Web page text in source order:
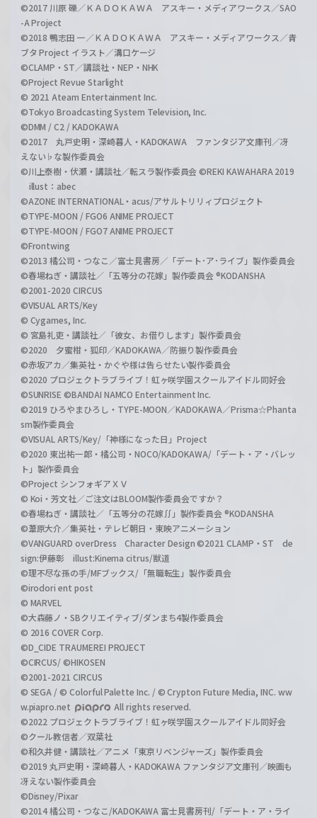
©2017 川原 礫／ＫＡＤＯＫＡＷＡ アスキー・メディアワークス／SAO
-A Project
©2018 鴨志田 一／ＫＡＤＯＫＡＷＡ アスキー・メディアワークス／青
ブタ Project イラスト／溝口ケージ
©CLAMP・ST／講談社・NEP・NHK
©Project Revue Starlight
© 2021 Ateam Entertainment Inc.
©Tokyo Broadcasting System Television, Inc.
©DMM / C2 / KADOKAWA
©2017 丸戸史明・深崎暮人・KADOKAWA ファンタジア文庫刊／冴
えない♭な製作委員会
©川上泰樹・伏瀬・講談社／転スラ製作委員会 ©REKI KAWAHARA 2019
illust：abec
©AZONE INTERNATIONAL・acus/アサルトリリィプロジェクト
©TYPE-MOON / FGO6 ANIME PROJECT
©TYPE-MOON / FGO7 ANIME PROJECT
©Frontwing
©2013 橘公司・つなこ／富士見書房／「デート･ア･ライブ」製作委員会
©春場ねぎ・講談社／「五等分の花嫁」製作委員会 ®KODANSHA
©2001-2020 CIRCUS
©VISUAL ARTS/Key
© Cygames, Inc.
© 宮島礼吏・講談社／「彼女、お借りします」製作委員会
©2020 夕蜜柑・狐印／KADOKAWA／防振り製作委員会
©赤坂アカ／集英社・かぐや様は告らせたい製作委員会
©2020 プロジェクトラブライブ！虹ヶ咲学園スクールアイドル同好会
©SUNRISE ©BANDAI NAMCO Entertainment Inc.
©2019 ひろやまひろし・TYPE-MOON／KADOKAWA／Prisma☆Phanta
sm製作委員会
©VISUAL ARTS/Key/「神様になった日」Project
©2020 東出祐一郎・橘公司・NOCO/KADOKAWA/「デート・ア・バレッ
ト」製作委員会
©Project シンフォギアＸＶ
© Koi・芳文社／ご注文はBLOOM製作委員会ですか？
©春場ねぎ・講談社／「五等分の花嫁∬」製作委員会 ®KODANSHA
©葦原大介／集英社・テレビ朝日・東映アニメーション
©VANGUARD overDress Character Design ©2021 CLAMP・ST de
sign:伊藤彰 illust:Kinema citrus/獣道
©理不尽な孫の手/MFブックス/「無職転生」製作委員会
©irodori ent post
© MARVEL
©大森藤ノ・SBクリエイティブ/ダンまち4製作委員会
© 2016 COVER Corp.
©D_CIDE TRAUMEREI PROJECT
©CIRCUS/ ©HIKOSEN
©2001-2021 CIRCUS
© SEGA / © Colorful Palette Inc. / © Crypton Future Media, INC. ww
w.piapro.net
All rights reserved.
©2022 プロジェクトラブライブ！虹ヶ咲学園スクールアイドル同好会
©クール教信者／双葉社
©和久井健・講談社／アニメ「東京リベンジャーズ」製作委員会
©2019 丸戸史明・深崎暮人・KADOKAWA ファンタジア文庫刊／映画も
冴えない製作委員会
©Disney/Pixar
©2014 橘公司・つなこ/KADOKAWA 富士見書房刊/「デート・ア・ライ